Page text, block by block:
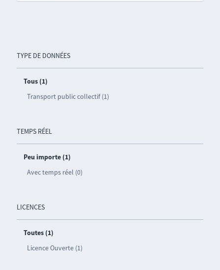
TYPE DE DONNÉES
Tous (1)
Transport public collectif (1)
TEMPS RÉEL
Peu importe (1)
Avec temps réel (0)
LICENCES
Toutes (1)
Licence Ouverte (1)